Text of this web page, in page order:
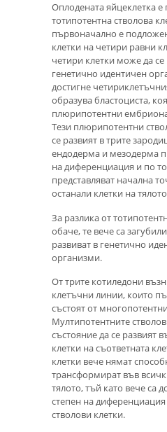
Оплодената яйцеклетка е
тотипотентна стволова
първоначално е
клетки на четири равни
четири клетки може да
генетично идентичен
достигне
образува бластоциста,
плюрипотентни
Тези плюрипотентни
се развият в трите
ендодерма и мезодерма
на диференциация и по
представляват начална
останали клетки на
За разлика от
обаче, те вече са
развиват в генетично
организми.
От трите котиледони
клетъчни линии, които
състоят от
Мултипотентните
състояние да се развият
клетки на съответната
клетки вече нямат
трансформират във
тялото, тъй като вече са
степен на
стволови клетки.